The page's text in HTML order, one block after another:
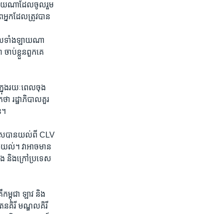
ឡាយ​ណា​ដែល​ចូល​រួម​
នក​ដែល​ត្រូវ​បាន​
គល​ទាំង​ឡាយ​ណា​
ាប់​ខ្លួន​ពួកគេ​
ង​រយៈ​ពេល​ចុង​
រដ្ឋាភិបាល​គួរ​
េស​បាន​យល់​ពី​ CLV​
ល់។ ​វា​អាច​មាន​
ង ​និង​ក្រៅ​ប្រទេស​
ម្ពុជា​ ឡាវ​ និង​
តនគិរី​ មណ្ឌល​គិរី​